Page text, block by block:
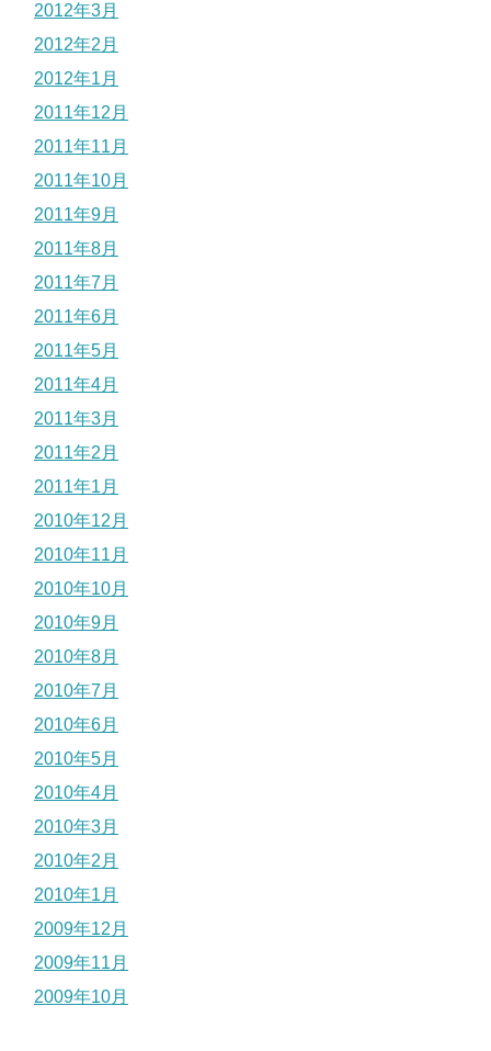
2012年3月
2012年2月
2012年1月
2011年12月
2011年11月
2011年10月
2011年9月
2011年8月
2011年7月
2011年6月
2011年5月
2011年4月
2011年3月
2011年2月
2011年1月
2010年12月
2010年11月
2010年10月
2010年9月
2010年8月
2010年7月
2010年6月
2010年5月
2010年4月
2010年3月
2010年2月
2010年1月
2009年12月
2009年11月
2009年10月